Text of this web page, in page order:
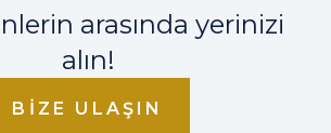
arasında yerinizi
alın!
BIZE ULAŞIN